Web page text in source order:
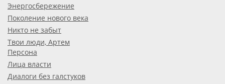
Энергосбережение
Поколение нового века
Никто не забыт
Твои люди, Артем
Персона
Лица власти
Диалоги без галстуков